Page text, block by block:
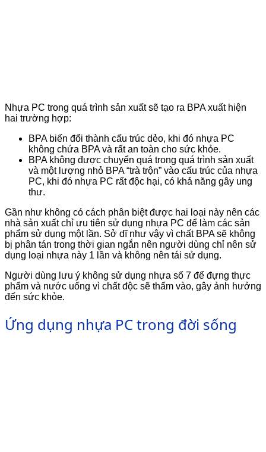
Nhựa PC trong quá trình sản xuất sẽ tạo ra BPA xuất hiện
hai trường hợp:
BPA biến đổi thành cấu trúc dẻo, khi đó nhựa PC
không chứa BPA và rất an toàn cho sức khỏe.
BPA không được chuyển quá trong quá trình sản xuất
và một lượng nhỏ BPA “trà trộn” vào cấu trúc của nhựa
PC, khi đó nhựa PC rất độc hại, có khả năng gây ung
thư.
Gần như không có cách phân biệt được hai loại này nên các
nhà sản xuất chỉ ưu tiên sử dụng nhựa PC để làm các sản
phẩm sử dụng một lần. Sở dĩ như vậy vì chất BPA sẽ không
bị phân tán trong thời gian ngắn nên người dùng chỉ nên sử
dụng loại nhựa này 1 lần và không nên tái sử dụng.
Người dùng lưu ý không sử dụng nhựa số 7 để đựng thực
phẩm và nước uống vì chất độc sẽ thấm vào, gây ảnh hưởng
đến sức khỏe.
Ứng dụng nhựa PC trong đời sống